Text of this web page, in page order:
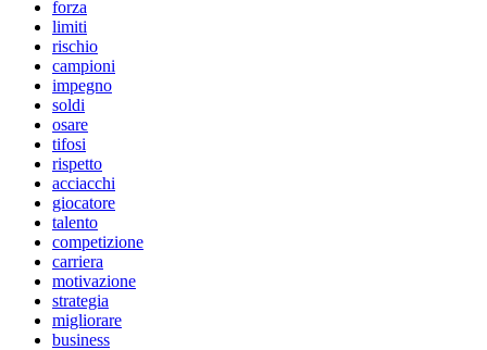
forza
limiti
rischio
campioni
impegno
soldi
osare
tifosi
rispetto
acciacchi
giocatore
talento
competizione
carriera
motivazione
strategia
migliorare
business